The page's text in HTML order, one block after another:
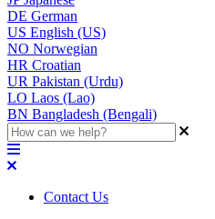
DE German
US English (US)
NO Norwegian
HR Croatian
UR Pakistan (Urdu)
LO Laos (Lao)
BN Bangladesh (Bengali)
Contact Us